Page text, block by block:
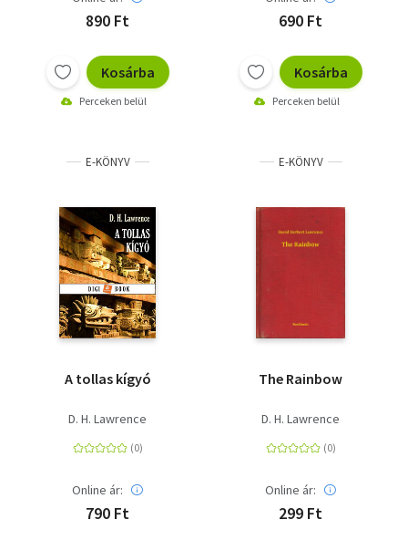
890 Ft
Kosárba
Perceken belül
690 Ft
Kosárba
Perceken belül
E-KÖNYV
A tollas kígyó
D. H. Lawrence
Online ár:
790 Ft
E-KÖNYV
The Rainbow
D. H. Lawrence
Online ár:
299 Ft